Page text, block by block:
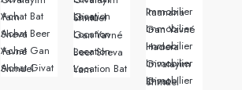
Achat Bat Yam
Achat Beer Sheva
Achat Gan Yavné
Achat Givat Shmuel
Location Givat Shmuel
Location Gan Yavné
Location Beer Sheva
Location Bat Yam
Immobilier Raanana
Immobilier Gan Yavné
Immobilier Hadera
Immobilier Givatayim
Immobilier Givat Shmuel